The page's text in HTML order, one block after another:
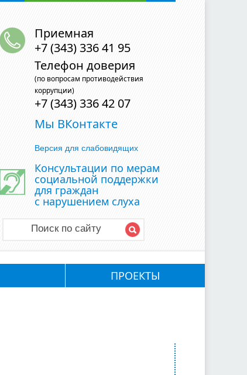
Приемная
+7 (343) 336 41 95
Телефон доверия
(по вопросам противодействия
коррупции)
+7 (343) 336 42 07
Мы ВКонтакте
Версия для слабовидящих
Консультации по мерам
социальной поддержки
для граждан
с нарушением слуха
Поиск по сайту
ПРОЕКТЫ